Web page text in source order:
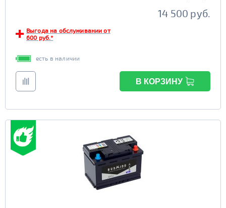
14 500 руб.
Выгода на обслуживании от
600 руб.*
есть в наличии
В КОРЗИНУ